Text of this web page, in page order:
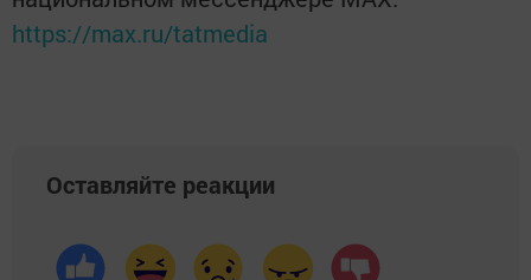
https://max.ru/tatmedia
Оставляйте реакции